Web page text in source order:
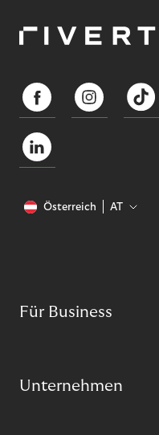
Österreich AT
Für Business
Unternehmen